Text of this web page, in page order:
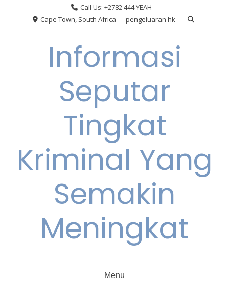
Call Us: +2782 444 YEAH
Cape Town, South Africa
pengeluaran hk
Informasi
Seputar
Tingkat
Kriminal Yang
Semakin
Meningkat
Menu